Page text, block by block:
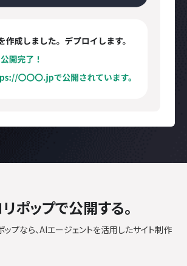
ポップで公開する。
プなら、AIエージェントを活用したサイト制作